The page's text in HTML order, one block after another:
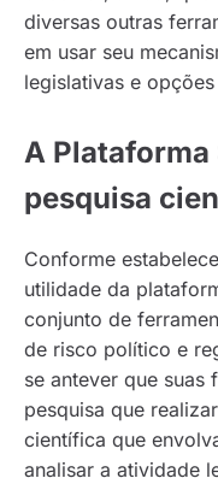
diversas outras
em usar seu
legislativas e
A Plataforma
pesquisa
Conforme
utilidade da
conjunto de
de risco político e
se antever que suas
pesquisa que
científica que
analisar a atividade